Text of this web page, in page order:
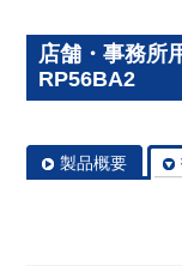
店舗・事務所
RP56BA2
製品概要